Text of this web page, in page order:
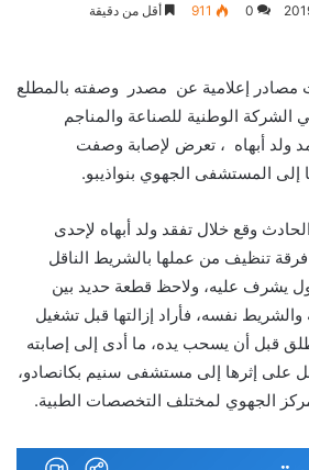
0
911 أقل من دقيقة
إعلامية عن مصدر وصفته بالمطلع
الوطنية للصناعة والمناجم
710 أحمد ولد أبهاه ، تعرض لإصابة وصفت
المستشفى الجهوي بنواذيبو.
وقع خلال تفقد ولد أبهاه لإحدى
تنظيف من عملها بالشريط الناقل
يشرف عليه، ولاحظ قطعة حديد بين
نفسه، فأراد إزالتها قبل تشغيل
قبل أن يسحب يده، ما أدى إلى إصابته
على إثرها إلى مستشفى سنيم بكانصادو،
الجهوي لمختلف التخصصات الطبية.